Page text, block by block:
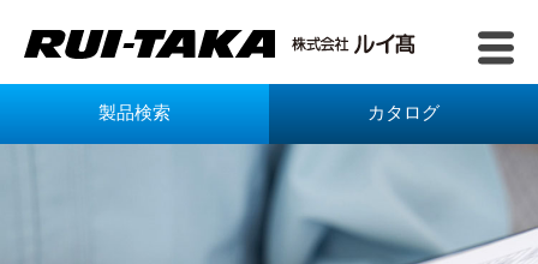
製品検索 カタログ